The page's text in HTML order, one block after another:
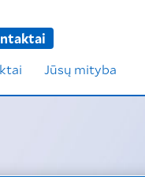
Jūsų mityba